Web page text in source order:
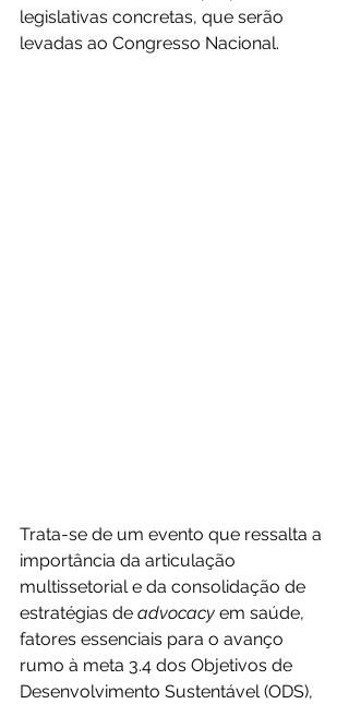
legislativas concretas, que serão
levadas ao Congresso Nacional.
Trata-se de um evento que ressalta a
importância da articulação
multissetorial e da consolidação de
estratégias de advocacy em saúde,
fatores essenciais para o avanço
rumo à meta 3.4 dos Objetivos de
Desenvolvimento Sustentável (ODS),